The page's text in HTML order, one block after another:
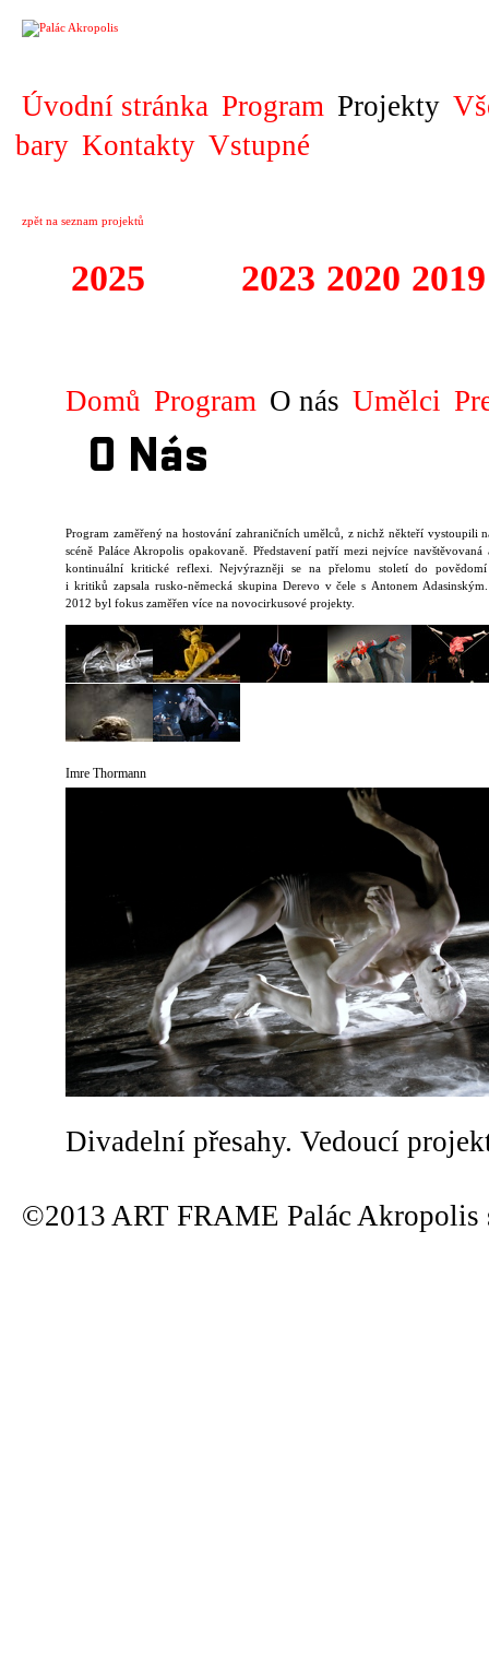
Úvodní stránka Program Projekty
bary Kontakty Vstupné
zpět na seznam projektů
2025 2023 2020 2019
Domů Program O nás Umělci
O Nás
Program zaměřený na hostování zahraničních umělců, z nichž někteří vystoupili
scéně Paláce Akropolis opakovaně. Představení patří mezi nejvíce navštěvovaná
kontinuální kritické reflexi. Nejvýrazněji se na přelomu století do
i kritiků zapsala rusko-německá skupina Derevo v čele s Antonem
2012 byl fokus zaměřen více na novocirkusové projekty.
Imre Thormann
Divadelní přesahy. Vedoucí
©2013 ART FRAME Palác Akropolis